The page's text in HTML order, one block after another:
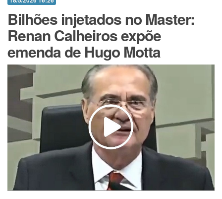
Bilhões injetados no Master:
Renan Calheiros expõe
emenda de Hugo Motta